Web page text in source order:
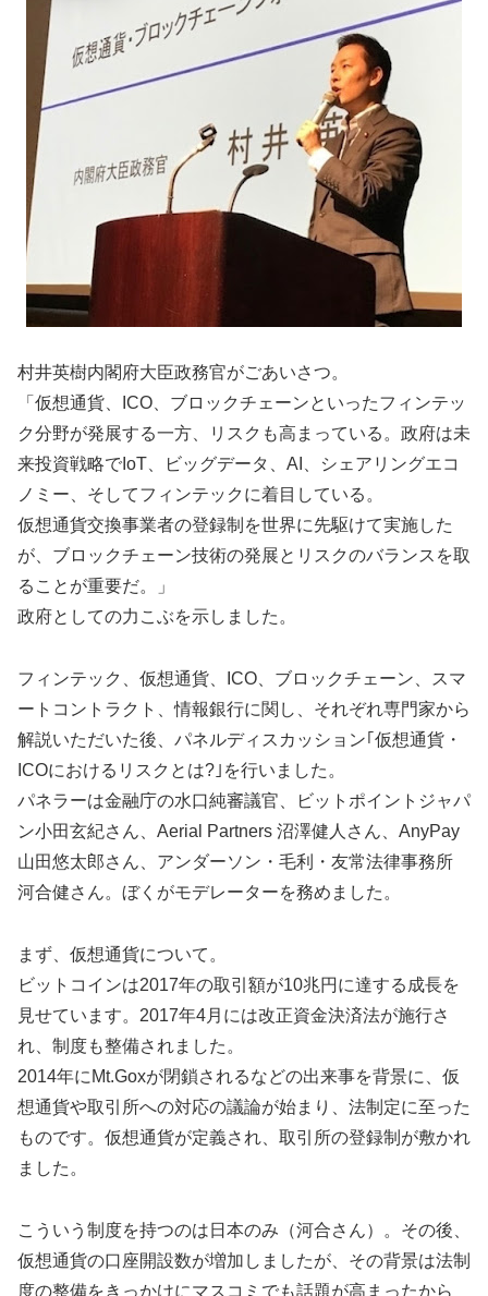
村井英樹内閣府大臣政務官がごあいさつ。
「仮想通貨、ICO、ブロックチェーンといったフィンテッ
ク分野が発展する一方、リスクも高まっている。政府は未
来投資戦略でIoT、ビッグデータ、AI、シェアリングエコ
ノミー、そしてフィンテックに着目している。
仮想通貨交換事業者の登録制を世界に先駆けて実施した
が、ブロックチェーン技術の発展とリスクのバランスを取
ることが重要だ。」
政府としての力こぶを示しました。
フィンテック、仮想通貨、ICO、ブロックチェーン、スマ
ートコントラクト、情報銀行に関し、それぞれ専門家から
解説いただいた後、パネルディスカッション｢仮想通貨・
ICOにおけるリスクとは?｣を行いました。
パネラーは金融庁の水口純審議官、ビットポイントジャパ
ン小田玄紀さん、Aerial Partners 沼澤健人さん、AnyPay
山田悠太郎さん、アンダーソン・毛利・友常法律事務所
河合健さん。ぼくがモデレーターを務めました。
まず、仮想通貨について。
ビットコインは2017年の取引額が10兆円に達する成長を
見せています。2017年4月には改正資金決済法が施行さ
れ、制度も整備されました。
2014年にMt.Goxが閉鎖されるなどの出来事を背景に、仮
想通貨や取引所への対応の議論が始まり、法制定に至った
ものです。仮想通貨が定義され、取引所の登録制が敷かれ
ました。
こういう制度を持つのは日本のみ（河合さん）。その後、
仮想通貨の口座開設数が増加しましたが、その背景は法制
度の整備をきっかけにマスコミでも話題が高まったから